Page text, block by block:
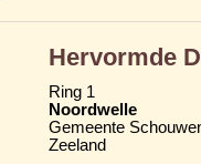
Hervormde
Ring 1
Noordwelle
Gemeente
Zeeland